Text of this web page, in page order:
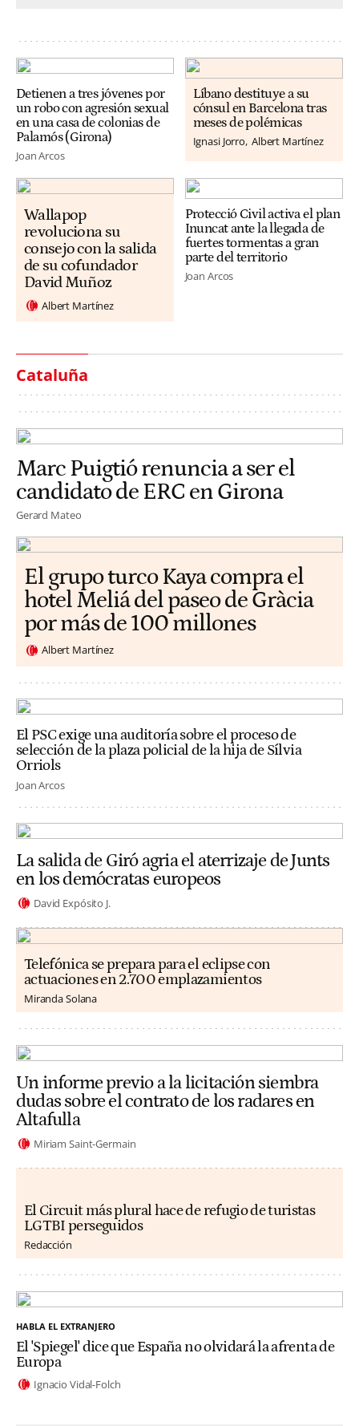
Detienen a tres jóvenes por
un robo con agresión sexual
en una casa de colonias de
Palamós (Girona)
Joan Arcos
Líbano destituye a su
cónsul en Barcelona tras
meses de polémicas
Ignasi Jorro Albert Martínez
Wallapop
revoluciona su
consejo con la salida
de su cofundador
David Muñoz
Albert Martínez
Protecció Civil activa el plan
Inuncat ante la llegada de
fuertes tormentas a gran
parte del territorio
Joan Arcos
Cataluña
Marc Puigtió renuncia a ser el
candidato de ERC en Girona
Gerard Mateo
El grupo turco Kaya compra el
hotel Meliá del paseo de Gràcia
por más de 100 millones
Albert Martínez
El PSC exige una auditoría sobre el proceso de
selección de la plaza policial de la hija de Sílvia
Orriols
Joan Arcos
La salida de Giró agria el aterrizaje de Junts
en los demócratas europeos
David Expósito J.
Telefónica se prepara para el eclipse con
actuaciones en 2.700 emplazamientos
Miranda Solana
Un informe previo a la licitación siembra
dudas sobre el contrato de los radares en
Altafulla
Miriam Saint-Germain
El Circuit más plural hace de refugio de turistas
LGTBI perseguidos
Redacción
HABLA EL EXTRANJERO
El 'Spiegel' dice que España no olvidará la afrenta de
Europa
Ignacio Vidal-Folch